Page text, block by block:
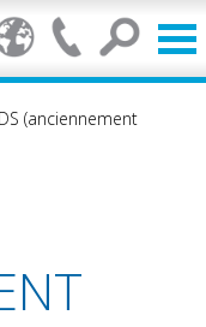
(anciennement